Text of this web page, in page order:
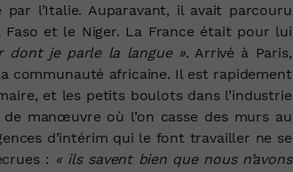
l’Italie. Auparavant, il avait parcouru
et le Niger. La France était pour lui
dont je parle la langue ». Arrivé à Paris,
communauté africaine. Il est rapidement
et les petits boulots dans l’industrie
de manœuvre où l’on casse des murs au
d’intérim qui le font travailler ne se
: « ils savent bien que nous n’avons